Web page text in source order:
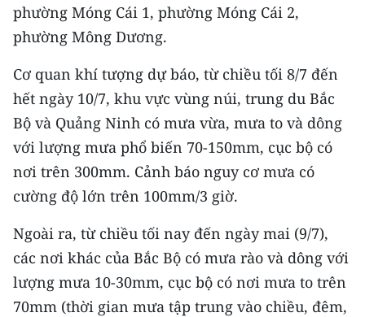
phường Móng Cái 1, phường Móng Cái 2,
phường Mông Dương.
Cơ quan khí tượng dự báo, từ chiều tối 8/7 đến
hết ngày 10/7, khu vực vùng núi, trung du Bắc
Bộ và Quảng Ninh có mưa vừa, mưa to và dông
với lượng mưa phổ biến 70-150mm, cục bộ có
nơi trên 300mm. Cảnh báo nguy cơ mưa có
cường độ lớn trên 100mm/3 giờ.
Ngoài ra, từ chiều tối nay đến ngày mai (9/7),
các nơi khác của Bắc Bộ có mưa rào và dông với
lượng mưa 10-30mm, cục bộ có nơi mưa to trên
70mm (thời gian mưa tập trung vào chiều, đêm,